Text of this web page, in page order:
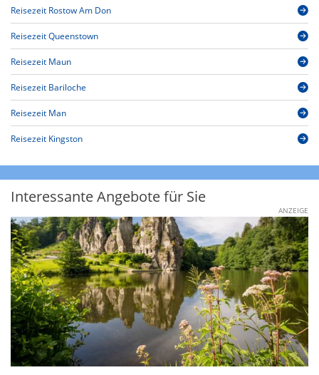
Reisezeit Rostow Am Don
Reisezeit Queenstown
Reisezeit Maun
Reisezeit Bariloche
Reisezeit Man
Reisezeit Kingston
Interessante Angebote für Sie
ANZEIGE